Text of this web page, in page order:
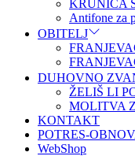
KRUNICA
Antifone za
OBITELJ
DUHOVNO
ŽELIŠ LI
MOLITVA
KONTAKT
POTRES-
WebShop